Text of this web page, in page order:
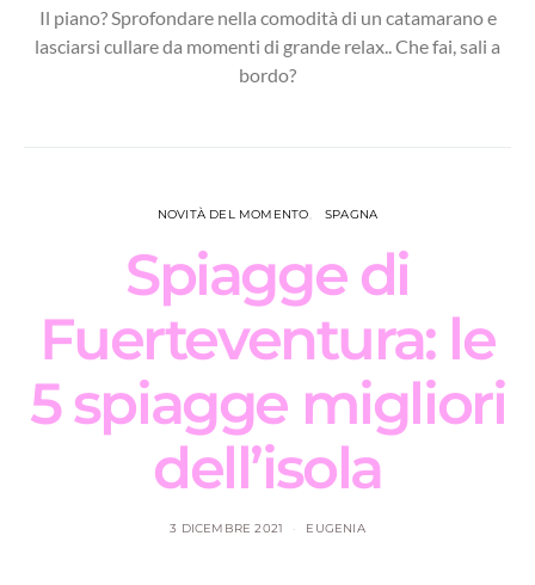
Il piano? Sprofondare nella comodità di un catamarano e
lasciarsi cullare da momenti di grande relax.. Che fai, sali a
bordo?
NOVITÀ DEL MOMENTO SPAGNA
Spiagge di
Fuerteventura: le
5 spiagge migliori
dell’isola
3 DICEMBRE 2021 EUGENIA